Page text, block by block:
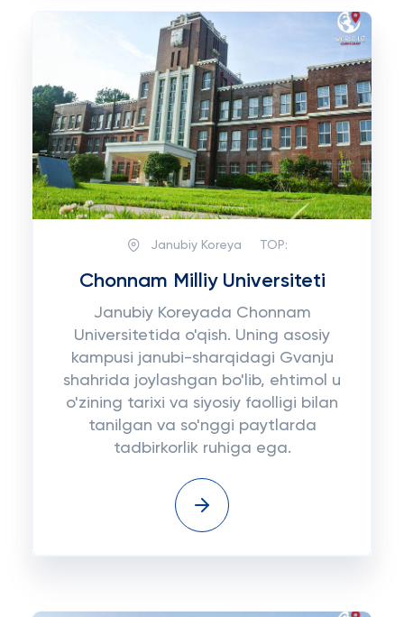
Janubiy Koreya TOP:
Chonnam Milliy Universiteti
Janubiy Koreyada Chonnam
Universitetida o'qish. Uning asosiy
kampusi janubi-sharqidagi Gvanju
shahrida joylashgan bo'lib, ehtimol u
o'zining tarixi va siyosiy faolligi bilan
tanilgan va so'nggi paytlarda
tadbirkorlik ruhiga ega.